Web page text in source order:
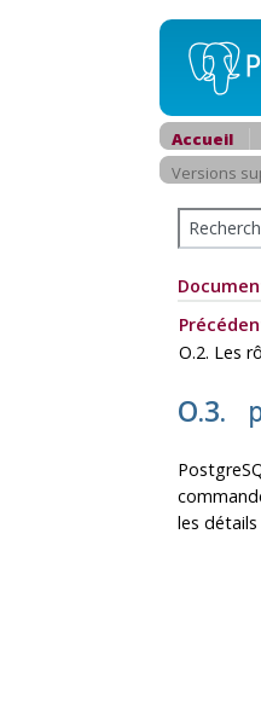
Accueil
Versions
O.2. Les
O.3.
les